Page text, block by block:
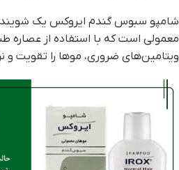
شامپو سبوس گندم ایروکس یک
معمولی است که با استفاده از
ویتامین‌های ضروری، موها را تقویت و